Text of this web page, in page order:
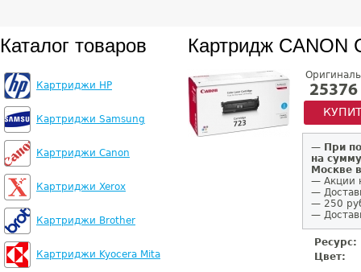
Каталог товаров
Картриджи HP
Картриджи Samsung
Картриджи Canon
Картриджи Xerox
Картриджи Brother
Картриджи Kyocera Mita
Картридж CANON
25376
— При
на
Москве
— Акции
—
— 250
—
Ресурс:
Цвет: